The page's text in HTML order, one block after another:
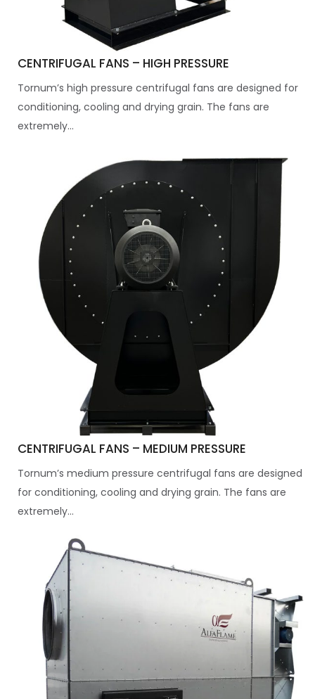
CENTRIFUGAL FANS – HIGH PRESSURE
Tornum’s high pressure centrifugal fans are designed for
conditioning, cooling and drying grain. The fans are
extremely...
CENTRIFUGAL FANS – MEDIUM PRESSURE
Tornum’s medium pressure centrifugal fans are designed
for conditioning, cooling and drying grain. The fans are
extremely...